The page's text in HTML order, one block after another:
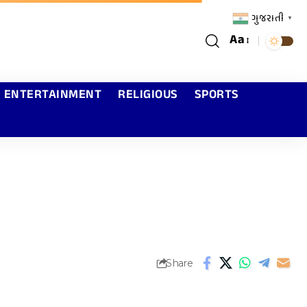
Aa
ENTERTAINMENT RELIGIOUS SPORTS
Share
ગુજરાતી ▼